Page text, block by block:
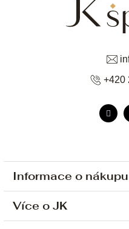
Informace o nákupu
Ochrana osobních
Více o JK
+420